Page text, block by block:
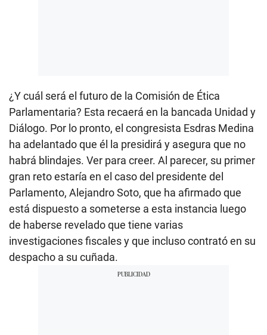
¿Y cuál será el futuro de la Comisión de Ética
Parlamentaria? Esta recaerá en la bancada Unidad y
Diálogo. Por lo pronto, el congresista Esdras Medina
ha adelantado que él la presidirá y asegura que no
habrá blindajes. Ver para creer. Al parecer, su primer
gran reto estaría en el caso del presidente del
Parlamento, Alejandro Soto, que ha afirmado que
está dispuesto a someterse a esta instancia luego
de haberse revelado que tiene varias
investigaciones fiscales y que incluso contrató en su
despacho a su cuñada.